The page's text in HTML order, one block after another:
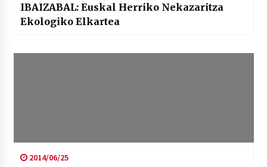
IBAIZABAL: Euskal Herriko Nekazaritza
Ekologiko Elkartea
2014/06/25